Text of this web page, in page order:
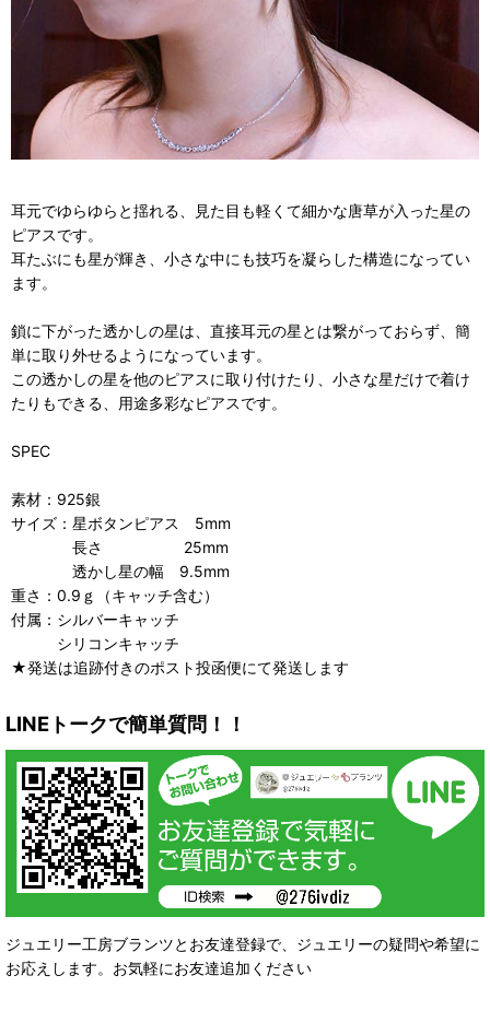
耳元でゆらゆらと揺れる、見た目も軽くて細かな唐草が入った星の
ピアスです。
耳たぶにも星が輝き、小さな中にも技巧を凝らした構造になってい
ます。
鎖に下がった透かしの星は、直接耳元の星とは繋がっておらず、簡
単に取り外せるようになっています。
この透かしの星を他のピアスに取り付けたり、小さな星だけで着け
たりもできる、用途多彩なピアスです。
SPEC
素材：925銀
サイズ：星ボタンピアス 5mm
長さ 25mm
透かし星の幅 9.5mm
重さ：0.9ｇ（キャッチ含む）
付属：シルバーキャッチ
シリコンキャッチ
★発送は追跡付きのポスト投函便にて発送します
LINEトークで簡単質問！！
ジュエリー工房ブランツとお友達登録で、ジュエリーの疑問や希望に
お応えします。お気軽にお友達追加ください